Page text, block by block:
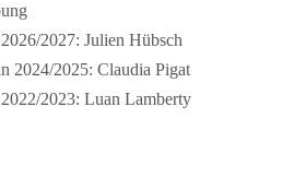
2027: Julien Hübsch
2024/2025: Claudia Pigat
2023: Luan Lamberty